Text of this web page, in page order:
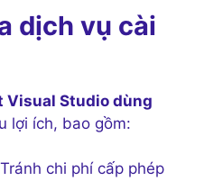
dịch vụ cài
Visual Studio dùng
lợi ích, bao gồm:
chi phí cấp phép